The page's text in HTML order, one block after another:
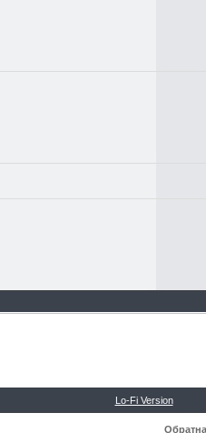
Lo-Fi Version